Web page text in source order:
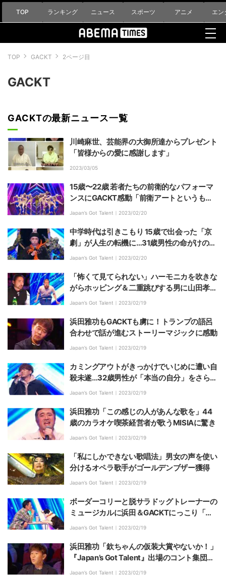
TOP ランキング ニュース スポーツ アニメ エン
TOP GACKT 2ページ目
GACKT
GACKTの最新ニュース一覧
川崎麻世、芸能界の大御所達からプレゼント
「皆様からの愛に感謝します」
2023/03/05
15歳〜22歳 若者たちの前衛的なパフォーマ
ンスにGACKT感動「前衛アートというもの
が日本では普及しない。この子たちに僕は期
Japan’s Got Talent｜ 2023/02/20
中学時代は引きこもり 15歳で出会った「京
劇」が人生の転機に…31歳男性の命がけのパ
フォーマンスに感動
Japan’s Got Talent｜ 2023/02/20
「怖くて見てられない」ハーモニカを吹きな
がらホッピング＆二重跳びする男に山田孝之
戦慄
Japan’s Got Talent｜ 2023/02/19
浜田雅功もGACKTも虜に！トランプの語呂
合わせで話が進むストーリーマジックに感動
Japan’s Got Talent｜ 2023/02/19
カミングアウトがきっかけでいじめに遭い自
殺未遂…32歳男性が「本当の自分」をさらけ
出す高音ボイスにGACKT感動
Japan’s Got Talent｜ 2023/02/19
浜田雅功「この感じの人があんな歌を」44
歳のカラオケ喫茶経営者が歌うMISIAに驚き
Japan’s Got Talent｜ 2023/02/19
「私にしかできない歌唱法」男女の声を使い
分けるオペラ歌手がゴールデンブザー獲得
Japan’s Got Talent｜ 2023/02/19
ボーダーコリーと脱サラドッグトレーナーの
ミュージカルに浜田＆GACKTにっこり「よ
くここまでパフォーマンスできたな」
Japan’s Got Talent｜ 2023/02/19
浜田雅功「欽ちゃんの仮装大賞やないか！」
『Japan’s Got Talent』出場のコント集団に
ツッコミ
Japan’s Got Talent｜ 2023/02/19